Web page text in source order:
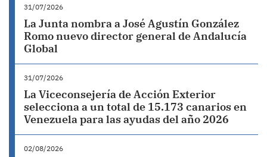
31/07/2026
La Junta nombra a José Agustín González
Romo nuevo director general de Andalucía
Global
31/07/2026
La Viceconsejería de Acción Exterior
selecciona a un total de 15.173 canarios en
Venezuela para las ayudas del año 2026
02/08/2026